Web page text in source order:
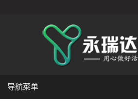
导航菜单